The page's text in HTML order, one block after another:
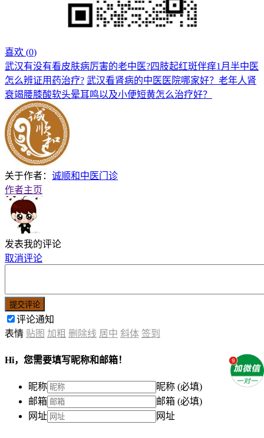
喜欢 (0)
武汉有没有看皮肤病厉害的老中医?四肢起红斑伴痒1月半中医
怎么辨证用药治疗? 武汉看肾病的中医医院哪家好？老年人肾
衰竭腰膝酸软头晕耳鸣以及小便短黄怎么治疗好？
关于作者： 诚顺和中医门诊
作者主页
发表我的评论
取消评论
提交评论
评论通知
表情 贴图 加粗 删除线 居中 斜体 签到
Hi，您需要填写昵称和邮箱！
昵称
昵称 (必填)
邮箱
邮箱 (必填)
网址
网址